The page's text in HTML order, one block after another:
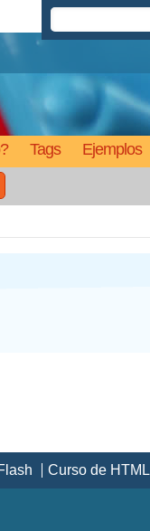
Tags Ejemplos
Curso de HTML